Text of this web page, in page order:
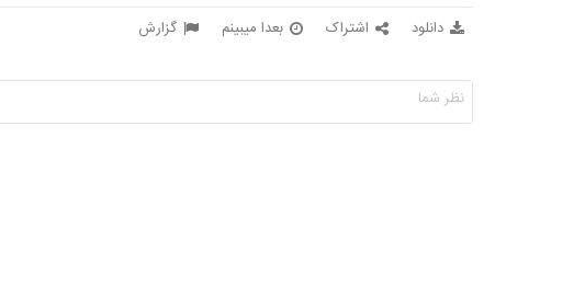
دانلود اشتراک بعدا میبینم گزارش